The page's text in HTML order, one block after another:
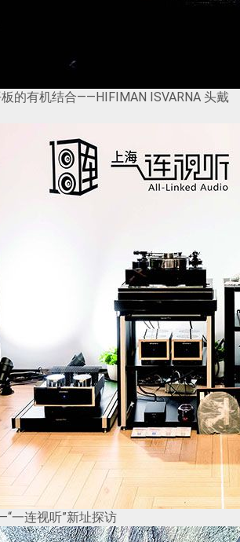
的有机结合——HIFIMAN ISVARNA 头戴
一连视听”新址探访